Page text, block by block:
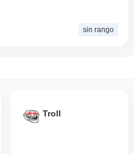
sin rango
Troll